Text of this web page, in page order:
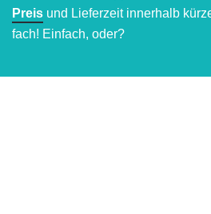
Preis und Liefer­zeit inner­halb
fach! Einfach, oder?